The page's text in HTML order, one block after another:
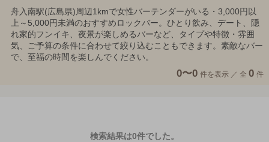
舟入南駅(広島県)周辺1kmで女性バーテンダーがいる・3,000円以
上～5,000円未満のおすすめロックバー。ひとり飲み、デート、隠
れ家的フンイキ、夜景が楽しめるバーなど、タイプや特徴・雰囲
気、ご予算の条件に合わせて絞り込むこともできます。素敵なバー
で、至福の時間を楽しんでください。
0〜0 件を表示 ／ 全 0 件
検索結果は0件でした。